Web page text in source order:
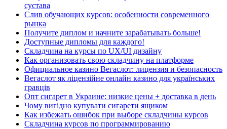
сустава
Слив обучающих курсов: особенности современного
рынка
Получите диплом и начните зарабатывать больше!
Доступные дипломы для каждого!
Складчина на курсы по UX/UI дизайну
Как организовать свою складчину на платформе
Официальное казино Вегаслот: лицензия и безопасность
Вегаслот як ліцензійне онлайн казино для українських
гравців
Опт сигарет в Украине: низкие цены + доставка в день
Чому вигідно купувати сигарети ящиком
Как избежать ошибок при выборе складчины курсов
Складчина курсов по программированию